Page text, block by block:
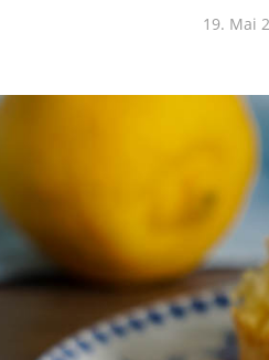
19. Mai